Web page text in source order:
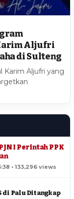
Aljufri
di Sulteng
Karim Aljufri yang
I Perintah PPK
• 133,296 views
di Palu Ditangkap